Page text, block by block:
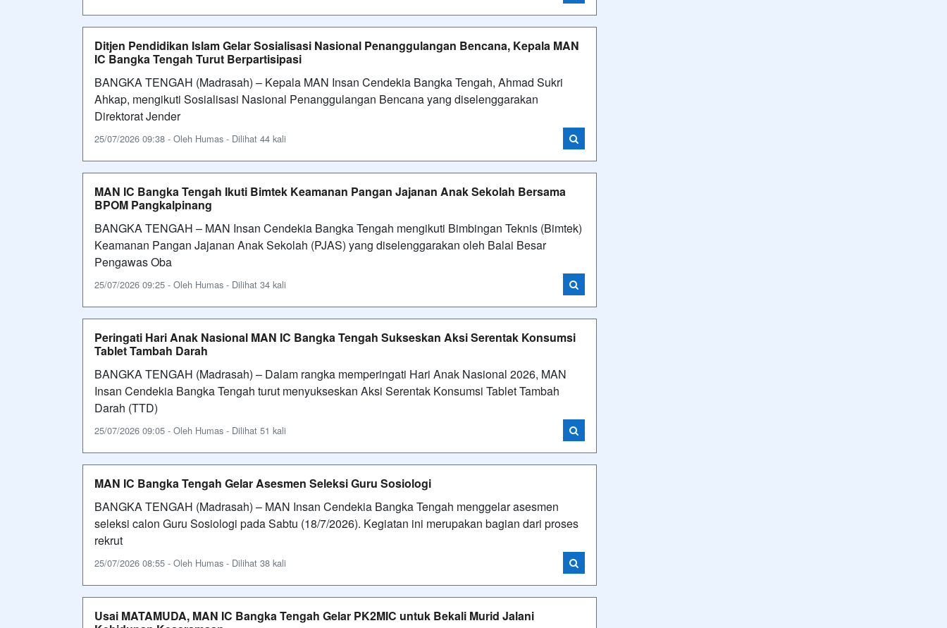
Ditjen Pendidikan Islam Gelar Sosialisasi Nasional Penanggulangan Bencana, Kepala MAN
IC Bangka Tengah Turut Berpartisipasi
BANGKA TENGAH (Madrasah) – Kepala MAN Insan Cendekia Bangka Tengah, Ahmad Sukri
Ahkap, mengikuti Sosialisasi Nasional Penanggulangan Bencana yang diselenggarakan
Direktorat Jender
25/07/2026 09:38 - Oleh Humas - Dilihat 44 kali
MAN IC Bangka Tengah Ikuti Bimtek Keamanan Pangan Jajanan Anak Sekolah Bersama
BPOM Pangkalpinang
BANGKA TENGAH – MAN Insan Cendekia Bangka Tengah mengikuti Bimbingan Teknis (Bimtek)
Keamanan Pangan Jajanan Anak Sekolah (PJAS) yang diselenggarakan oleh Balai Besar
Pengawas Oba
25/07/2026 09:25 - Oleh Humas - Dilihat 34 kali
Peringati Hari Anak Nasional MAN IC Bangka Tengah Sukseskan Aksi Serentak Konsumsi
Tablet Tambah Darah
BANGKA TENGAH (Madrasah) – Dalam rangka memperingati Hari Anak Nasional 2026, MAN
Insan Cendekia Bangka Tengah turut menyukseskan Aksi Serentak Konsumsi Tablet Tambah
Darah (TTD)
25/07/2026 09:05 - Oleh Humas - Dilihat 51 kali
MAN IC Bangka Tengah Gelar Asesmen Seleksi Guru Sosiologi
BANGKA TENGAH (Madrasah) – MAN Insan Cendekia Bangka Tengah menggelar asesmen
seleksi calon Guru Sosiologi pada Sabtu (18/7/2026). Kegiatan ini merupakan bagian dari proses
rekrut
25/07/2026 08:55 - Oleh Humas - Dilihat 38 kali
Usai MATAMUDA, MAN IC Bangka Tengah Gelar PK2MIC untuk Bekali Murid Jalani